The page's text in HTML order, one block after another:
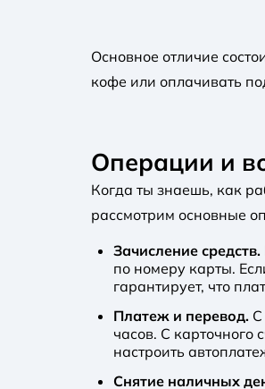
Основное отличие
кофе или оплачивать
Операции и
Когда ты знаешь, как
рассмотрим основные
Зачисление средств.
по номеру карты.
гарантирует, что
Платеж и перевод. С
часов. С карточного
настроить
Снятие наличных